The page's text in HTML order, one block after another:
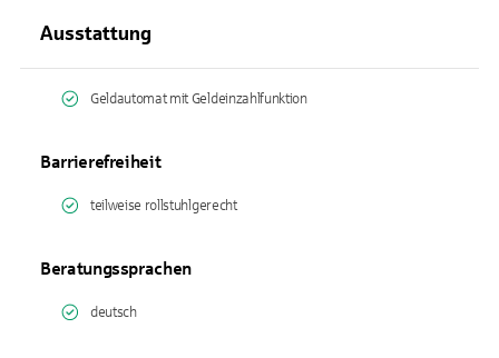
Ausstattung
Geldautomat mit Geldeinzahlfunktion
Barrierefreiheit
teilweise rollstuhlgerecht
Beratungssprachen
deutsch